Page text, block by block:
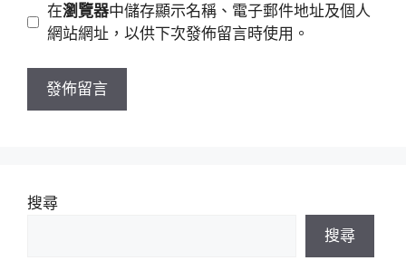
址
站
址
在瀏覽器中儲存顯示名稱、電子郵件地址及個人
網站網址，以供下次發佈留言時使用。
搜尋
搜尋